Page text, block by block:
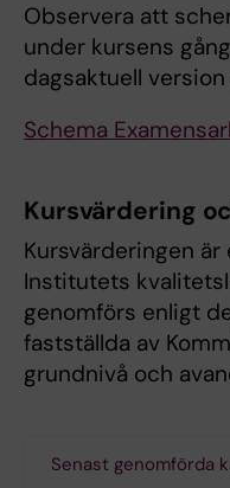
Observera att
under kursens
dagsaktuell
Schema
Kursvärdering
Kursvärderingen är
Institutets
genomförs enligt
fastställda av
grundnivå och
Senast genomförda